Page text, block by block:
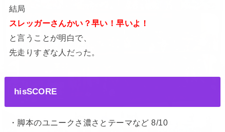
結局
スレッガーさんかい？早い！早いよ！
と言うことが明白で、
先走りすぎな人だった。
hisSCORE
・脚本のユニークさ濃さとテーマなど 8/10